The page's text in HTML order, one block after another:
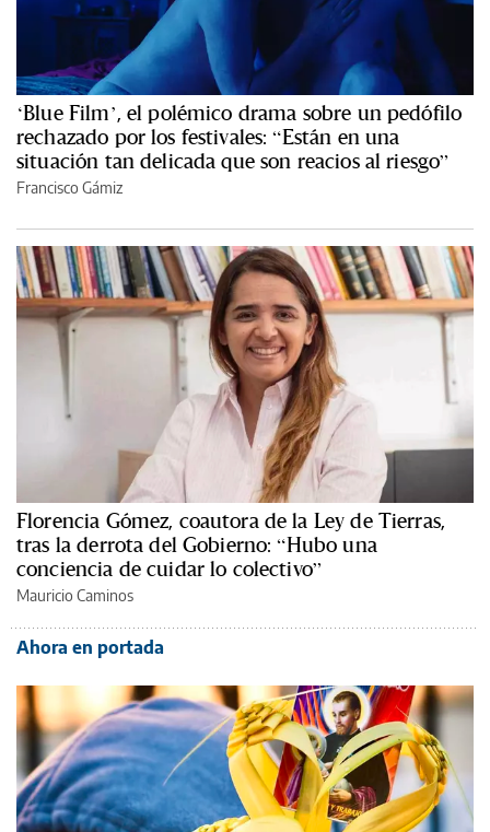
‘Blue Film’, el polémico drama sobre un pedófilo
rechazado por los festivales: “Están en una
situación tan delicada que son reacios al riesgo”
Francisco Gámiz
Florencia Gómez, coautora de la Ley de Tierras,
tras la derrota del Gobierno: “Hubo una
conciencia de cuidar lo colectivo”
Mauricio Caminos
Ahora en portada